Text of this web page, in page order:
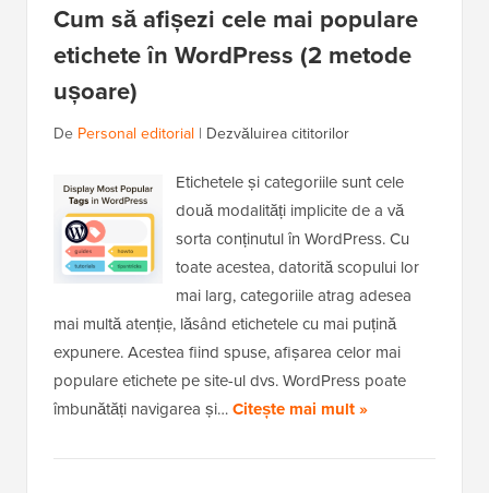
Cum să afișezi cele mai populare
etichete în WordPress (2 metode
ușoare)
De Personal editorial | Dezvăluirea cititorilor
Etichetele și categoriile sunt cele
două modalități implicite de a vă
sorta conținutul în WordPress. Cu
toate acestea, datorită scopului lor
mai larg, categoriile atrag adesea
mai multă atenție, lăsând etichetele cu mai puțină
expunere. Acestea fiind spuse, afișarea celor mai
populare etichete pe site-ul dvs. WordPress poate
îmbunătăți navigarea și…Citește mai mult »